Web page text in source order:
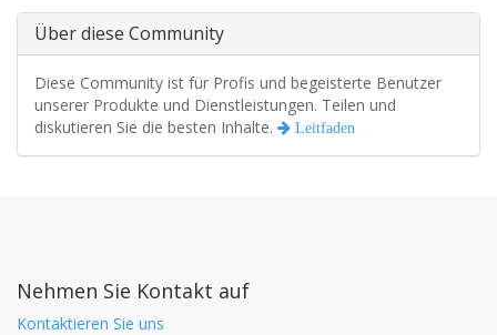
Über diese Community
Diese Community ist für Profis und begeisterte Benutzer
unserer Produkte und Dienstleistungen. Teilen und
diskutieren Sie die besten Inhalte.
Leitfaden
Nehmen Sie Kontakt auf
Kontaktieren Sie uns